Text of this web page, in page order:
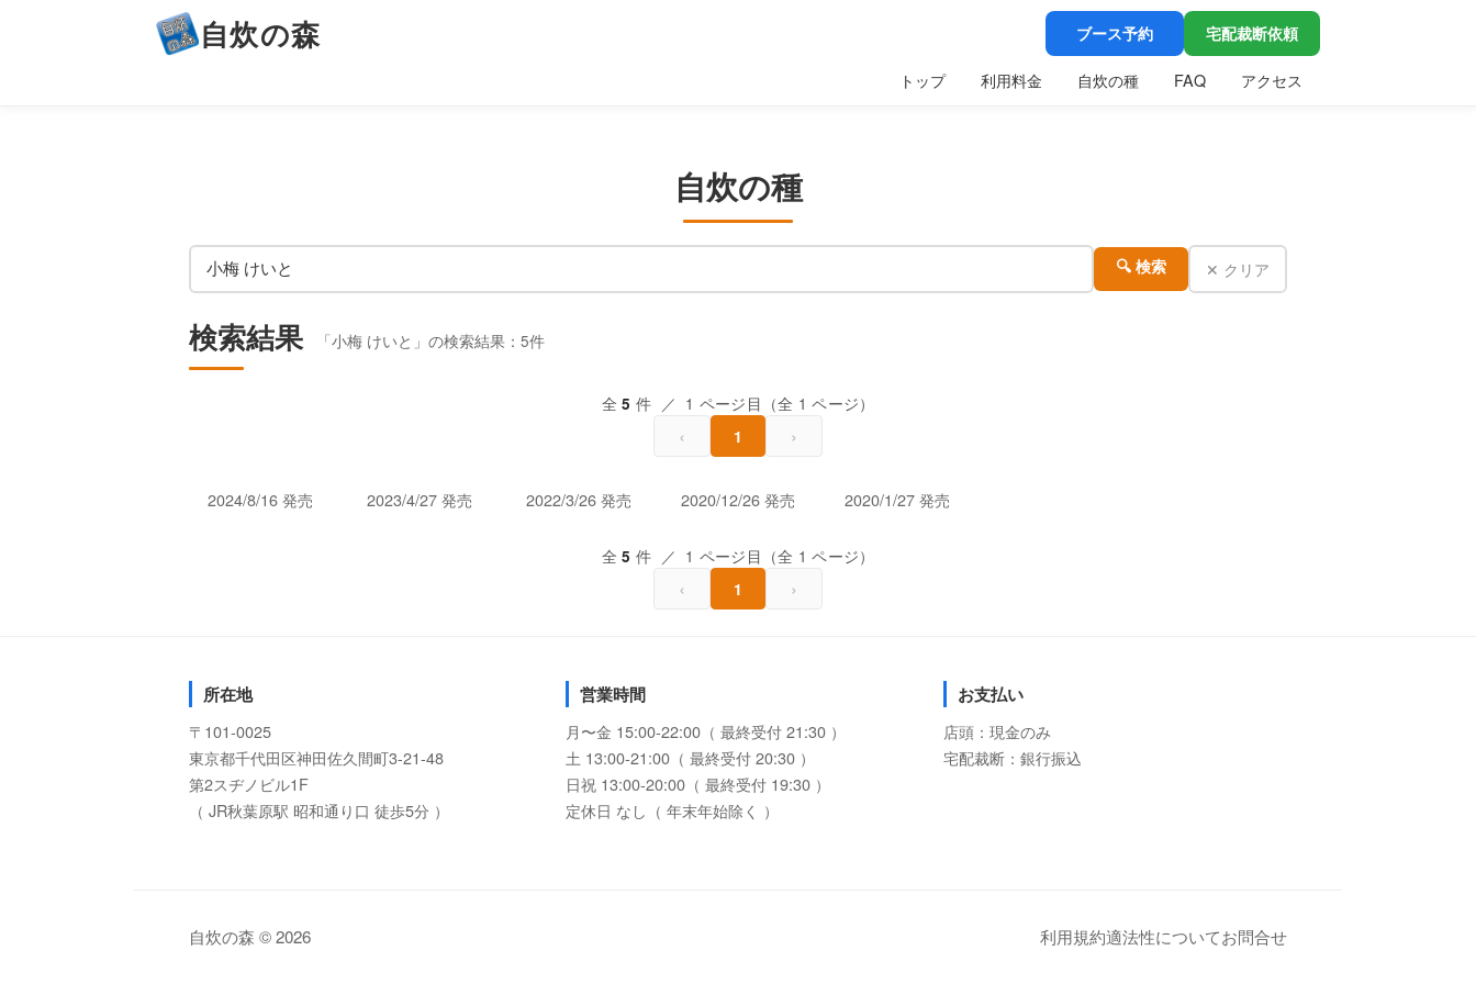
自炊の森 ブース予約 宅配裁断依頼
トップ 利用料金 自炊の種 FAQ アクセス
自炊の種
🔍 検索 ✕ クリア
検索結果 「小梅 けいと」の検索結果：5件
全5 件 ／ 1 ページ目（全 1 ページ）
‹ 1 ›
2024/8/16 発売 2023/4/27 発売 2022/3/26 発売 2020/12/26 発売 2020/1/27 発売
全5 件 ／ 1 ページ目（全 1 ページ）
‹ 1 ›
所在地
〒101-0025
東京都千代田区神田佐久間町3-21-48
第2スヂノビル1F
（ JR秋葉原駅 昭和通り口 徒歩5分 ）
営業時間
月〜金 15:00-22:00（ 最終受付 21:30 ）
土 13:00-21:00（ 最終受付 20:30 ）
日祝 13:00-20:00（ 最終受付 19:30 ）
定休日 なし（ 年末年始除く ）
お支払い
店頭：現金のみ
宅配裁断：銀行振込
自炊の森 © 2026 利用規約適法性についてお問合せ